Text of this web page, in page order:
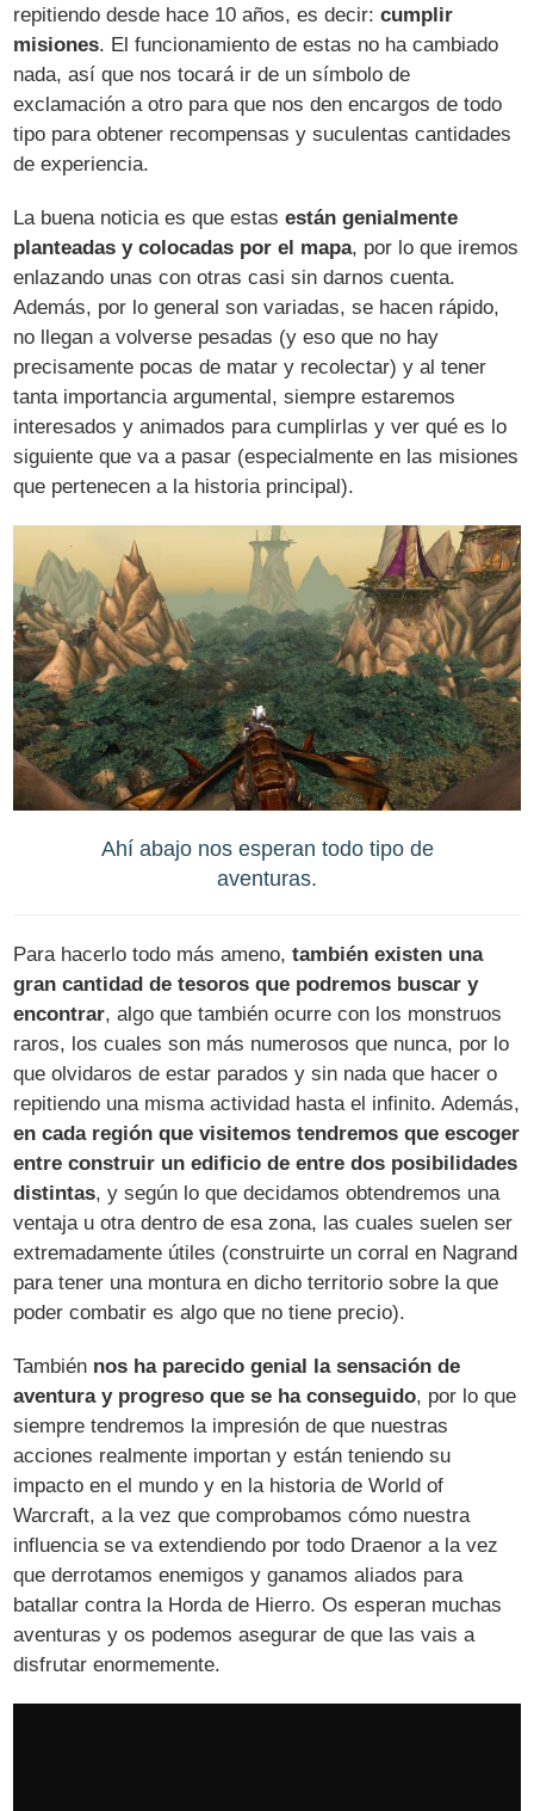
repitiendo desde hace 10 años, es decir:cumplir
misiones. El funcionamiento de estas no ha cambiado
nada, así que nos tocará ir de un símbolo de
exclamación a otro para que nos den encargos de todo
tipo para obtener recompensas y suculentas cantidades
de experiencia.
La buena noticia es que estasestán genialmente
planteadas y colocadas por el mapa, por lo que iremos
enlazando unas con otras casi sin darnos cuenta.
Además, por lo general son variadas, se hacen rápido,
no llegan a volverse pesadas (y eso que no hay
precisamente pocas de matar y recolectar) y al tener
tanta importancia argumental, siempre estaremos
interesados y animados para cumplirlas y ver qué es lo
siguiente que va a pasar (especialmente en las misiones
que pertenecen a la historia principal).
Ahí abajo nos esperan todo tipo de
aventuras.
Para hacerlo todo más ameno,también existen una
gran cantidad de tesoros que podremos buscar y
encontrar, algo que también ocurre con los monstruos
raros, los cuales son más numerosos que nunca, por lo
que olvidaros de estar parados y sin nada que hacer o
repitiendo una misma actividad hasta el infinito. Además,
en cada región que visitemos tendremos que escoger
entre construir un edificio de entre dos posibilidades
distintas, y según lo que decidamos obtendremos una
ventaja u otra dentro de esa zona, las cuales suelen ser
extremadamente útiles (construirte un corral en Nagrand
para tener una montura en dicho territorio sobre la que
poder combatir es algo que no tiene precio).
También nos ha parecido genial la sensación de
aventura y progreso que se ha conseguido, por lo que
siempre tendremos la impresión de que nuestras
acciones realmente importan y están teniendo su
impacto en el mundo y en la historia de World of
Warcraft, a la vez que comprobamos cómo nuestra
influencia se va extendiendo por todo Draenor a la vez
que derrotamos enemigos y ganamos aliados para
batallar contra la Horda de Hierro. Os esperan muchas
aventuras y os podemos asegurar de que las vais a
disfrutar enormemente.